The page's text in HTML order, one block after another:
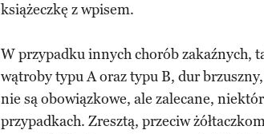
książeczkę z wpisem.
W przypadku innych chorób zakaźnych,
wątroby typu A oraz typu B, dur
nie są obowiązkowe, ale zalecane,
przypadkach. Zresztą, przeciw